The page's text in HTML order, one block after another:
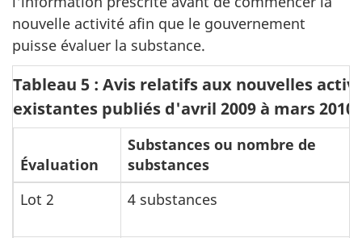
nouvelle activité afin que le gouvernement
puisse évaluer la substance.
Tableau 5 : Avis relatifs aux nouvelles
existantes publiés d'avril 2009 à mars 2010
Évaluation
Substances ou nombre de
substances
Lot 2
4 substances